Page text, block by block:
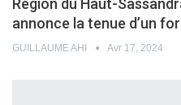
Région du Haut-
annonce la tenue d’un
GUILLAUME AHI Avr 17, 2024